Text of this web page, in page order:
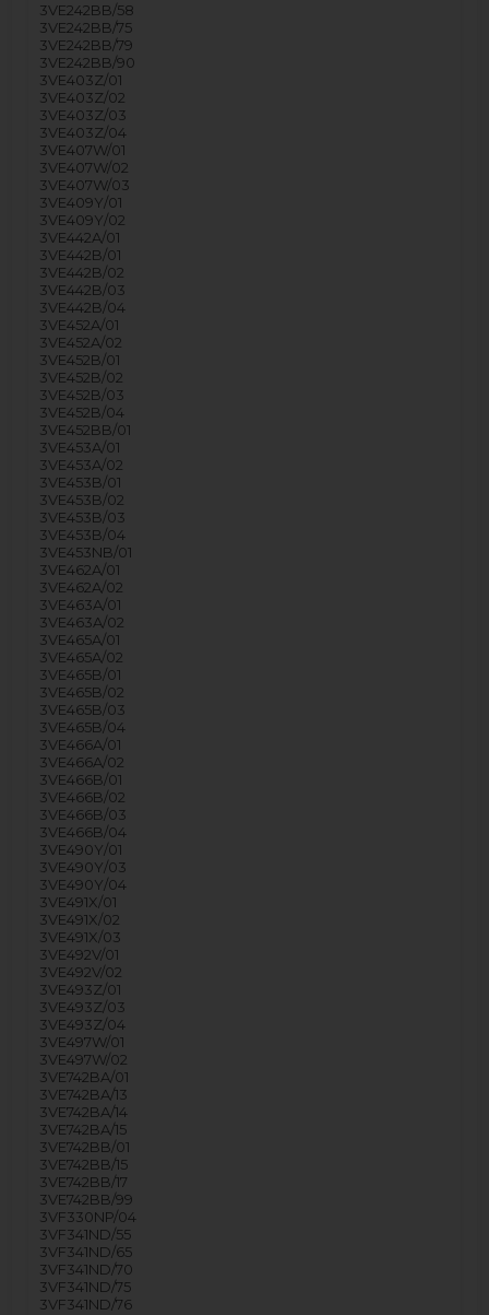
3VE242BB/58
3VE242BB/75
3VE242BB/79
3VE242BB/90
3VE403Z/01
3VE403Z/02
3VE403Z/03
3VE403Z/04
3VE407W/01
3VE407W/02
3VE407W/03
3VE409Y/01
3VE409Y/02
3VE442A/01
3VE442B/01
3VE442B/02
3VE442B/03
3VE442B/04
3VE452A/01
3VE452A/02
3VE452B/01
3VE452B/02
3VE452B/03
3VE452B/04
3VE452BB/01
3VE453A/01
3VE453A/02
3VE453B/01
3VE453B/02
3VE453B/03
3VE453B/04
3VE453NB/01
3VE462A/01
3VE462A/02
3VE463A/01
3VE463A/02
3VE465A/01
3VE465A/02
3VE465B/01
3VE465B/02
3VE465B/03
3VE465B/04
3VE466A/01
3VE466A/02
3VE466B/01
3VE466B/02
3VE466B/03
3VE466B/04
3VE490Y/01
3VE490Y/03
3VE490Y/04
3VE491X/01
3VE491X/02
3VE491X/03
3VE492V/01
3VE492V/02
3VE493Z/01
3VE493Z/03
3VE493Z/04
3VE497W/01
3VE497W/02
3VE742BA/01
3VE742BA/13
3VE742BA/14
3VE742BA/15
3VE742BB/01
3VE742BB/15
3VE742BB/17
3VE742BB/99
3VF330NP/04
3VF341ND/55
3VF341ND/65
3VF341ND/70
3VF341ND/75
3VF341ND/76